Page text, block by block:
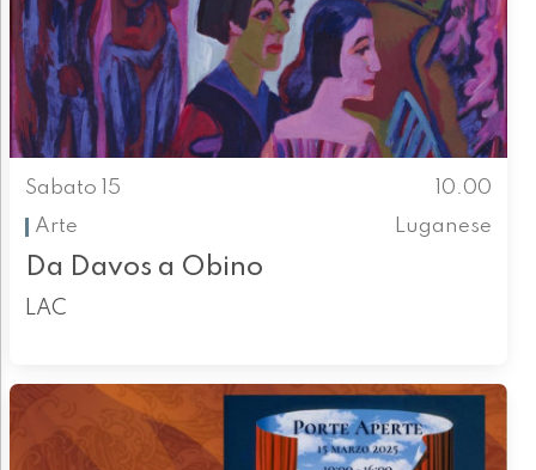
Sabato 15
10.00
Arte
Luganese
Da Davos a Obino
LAC